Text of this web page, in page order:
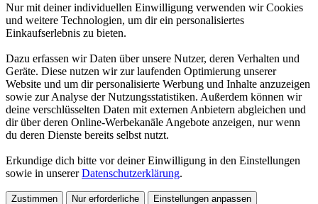
Nur mit deiner individuellen Einwilligung verwenden wir Cookies
und weitere Technologien, um dir ein personalisiertes
Einkaufserlebnis zu bieten.
Dazu erfassen wir Daten über unsere Nutzer, deren Verhalten und
Geräte. Diese nutzen wir zur laufenden Optimierung unserer
Website und um dir personalisierte Werbung und Inhalte anzuzeigen
sowie zur Analyse der Nutzungsstatistiken. Außerdem können wir
deine verschlüsselten Daten mit externen Anbietern abgleichen und
dir über deren Online-Werbekanäle Angebote anzeigen, nur wenn
du deren Dienste bereits selbst nutzt.
Erkundige dich bitte vor deiner Einwilligung in den Einstellungen
sowie in unsererDatenschutzerklärung.
Zustimmen Nur erforderliche Einstellungen anpassen